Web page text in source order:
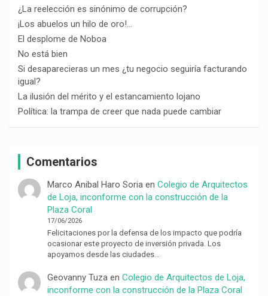
¿La reelección es sinónimo de corrupción?
¡Los abuelos un hilo de oro!…
El desplome de Noboa
No está bien
Si desaparecieras un mes ¿tu negocio seguiría facturando
igual?
La ilusión del mérito y el estancamiento lojano
Política: la trampa de creer que nada puede cambiar
Comentarios
Marco Anibal Haro Soriaen Colegio de Arquitectos
de Loja, inconforme con la construcción de la
Plaza Coral
17/06/2026
Felicitaciones por la defensa de los impacto que podría
ocasionar este proyecto de inversión privada. Los
apoyamos desde las ciudades…
Geovanny Tuzaen Colegio de Arquitectos de Loja,
inconforme con la construcción de la Plaza Coral